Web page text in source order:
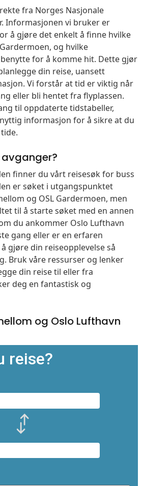
fra Norges Nasjonale
Informasjonen vi bruker er
å gjøre det enkelt å finne hvilke
og hvilke
for å komme hit. Dette gjør
din reise, uansett
Vi forstår at tid er viktig når
eller bli hentet fra flyplassen.
til oppdaterte tidstabeller,
informasjon for å sikre at du
finner du vårt reisesøk for buss
er søket i utgangspunktet
og OSL Gardermoen, men
til å starte søket med en annen
du ankommer Oslo Lufthavn
gang eller er en erfaren
gjøre din reiseopplevelse så
Bruk våre ressurser og lenker
din reise til eller fra
deg en fantastisk og
og Oslo Lufthavn
reise?